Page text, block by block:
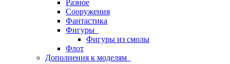
Разное
Сооружения
Фантастика
Фигуры
Фигуры из смолы
Флот
Дополнения к моделям